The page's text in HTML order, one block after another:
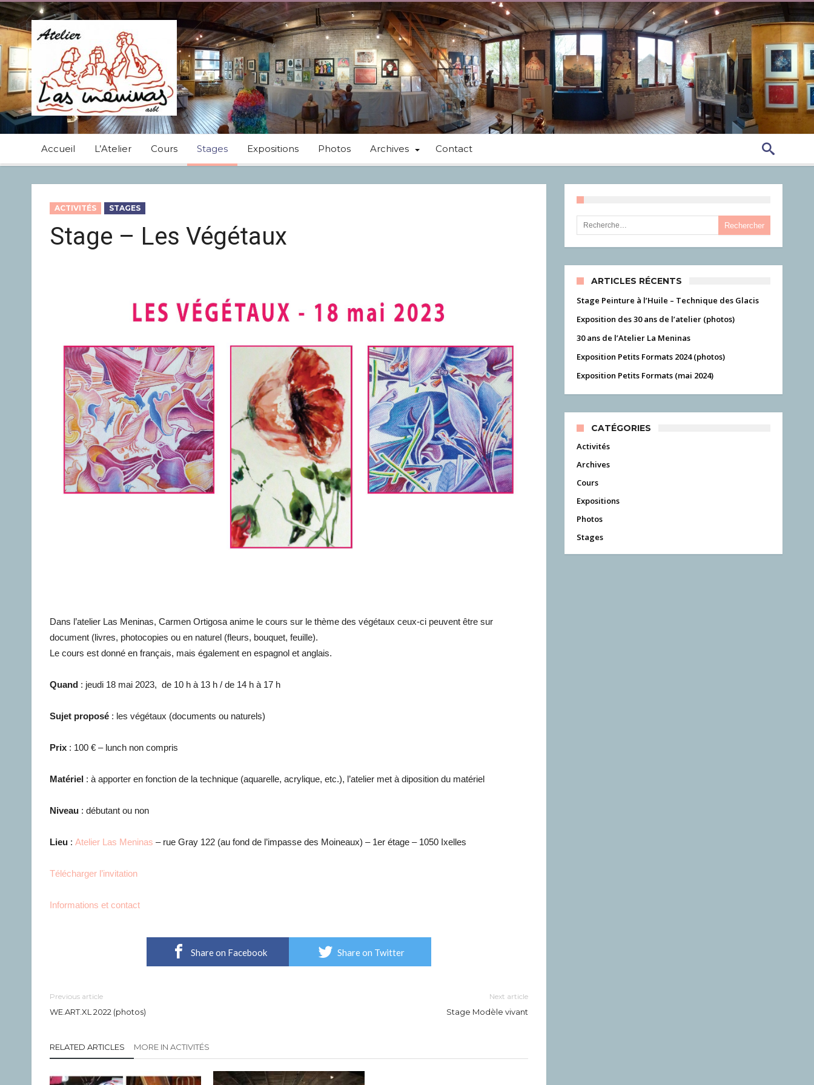
Accueil L’Atelier Cours Stages Expositions Photos Archives Contact
ACTIVITÉS STAGES
Stage – Les Végétaux
Dans l’atelier Las Meninas, Carmen Ortigosa anime le cours sur le thème des végétaux ceux-ci peuvent être sur
document (livres, photocopies ou en naturel (fleurs, bouquet, feuille).
Le cours est donné en français, mais également en espagnol et anglais.
Quand : jeudi 18 mai 2023, de 10 h à 13 h / de 14 h à 17 h
Sujet proposé : les végétaux (documents ou naturels)
Prix : 100 € – lunch non compris
Matériel : à apporter en fonction de la technique (aquarelle, acrylique, etc.), l’atelier met à diposition du matériel
Niveau : débutant ou non
Lieu : Atelier Las Meninas – rue Gray 122 (au fond de l’impasse des Moineaux) – 1er étage – 1050 Ixelles
Télécharger l’invitation
Informations et contact
Share on Facebook Share on Twitter
Previous article
WE.ART.XL 2022 (photos)
Next article
Stage Modèle vivant
RELATED ARTICLES MORE IN ACTIVITÉS
Rechercher :
ARTICLES RÉCENTS
Stage Peinture à l’Huile – Technique des Glacis
Exposition des 30 ans de l’atelier (photos)
30 ans de l’Atelier La Meninas
Exposition Petits Formats 2024 (photos)
Exposition Petits Formats (mai 2024)
CATÉGORIES
Activités
Archives
Cours
Expositions
Photos
Stages